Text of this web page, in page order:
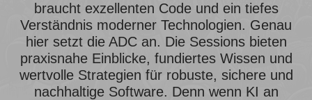
braucht exzellenten Code und ein tiefes
Verständnis moderner Technologien. Genau
hier setzt die ADC an. Die Sessions bieten
praxisnahe Einblicke, fundiertes Wissen und
wertvolle Strategien für robuste, sichere und
nachhaltige Software. Denn wenn KI an